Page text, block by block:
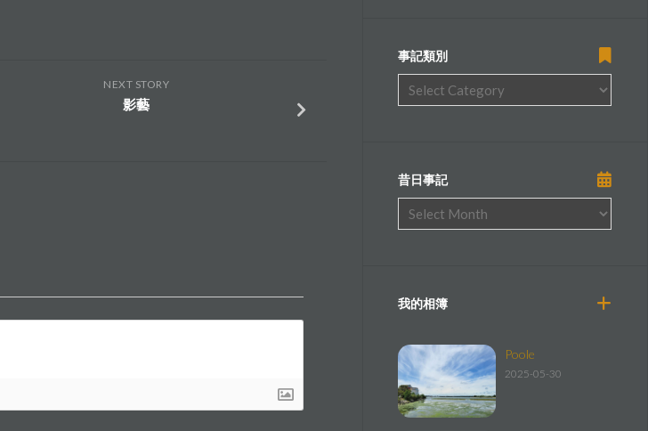
NEXT STORY
影藝
事記類別
昔日事記
我的相簿
Poole
2025-05-30